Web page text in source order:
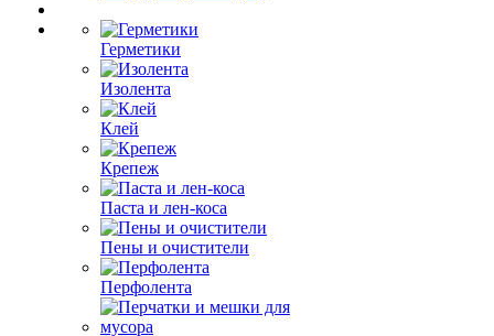
Герметики
Изолента
Клей
Крепеж
Паста и лен-коса
Пены и очистители
Перфолента